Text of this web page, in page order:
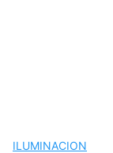
ILUMINACION